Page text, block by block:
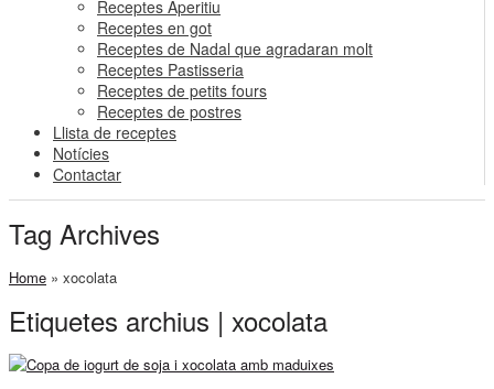
Receptes Aperitiu
Receptes en got
Receptes de Nadal que agradaran molt
Receptes Pastisseria
Receptes de petits fours
Receptes de postres
Llista de receptes
Notícies
Contactar
Tag Archives
Home » xocolata
Etiquetes archius | xocolata